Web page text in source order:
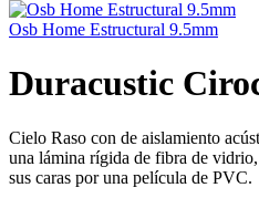
Osb Home Estructural 9.5mm
Duracustic
Cielo Raso con de aislamiento
una lámina rígida de fibra de
sus caras por una película de PVC.